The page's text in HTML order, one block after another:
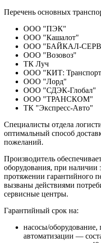
Перечень основных
ООО "ПЭК"
ООО "Кашалот"
ООО "БАЙКАЛ-
ООО "Возовоз"
ТК Луч
ООО "КИТ:
ООО "Лорд"
ООО "СДЭК-Глобал"
ООО "ТРАНСКОМ"
ТК "Экспресс-Авто"
Специалисты отдела
оптимальный способ
пожеланий.
Производитель
оборудования, при наличии
протяжении гарантийного
вызваны действиями
сервисные центры.
Гарантийный срок на:
насосы/
автоматизации —